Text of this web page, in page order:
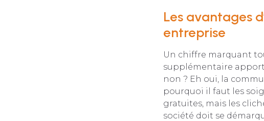
Les avantages
entreprise
Un chiffre marquant
supplémentaire
non ? Eh oui, la
pourquoi il faut les
gratuites, mais les
société doit se